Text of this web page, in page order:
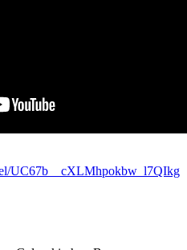
UC67b__cXLMhpokbw_l7QIkg